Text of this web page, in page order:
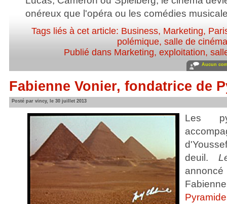
onéreux que l'opéra ou les comédies
Tags liés à cet article: Business, Marketing,
polémique,salle de
Publié dans Marketing,exploitation,
Aucun
Fabienne Vonier, fondatrice de
Posté par vincy, le 30 juillet 2013
Les
deuil.
Pyramide